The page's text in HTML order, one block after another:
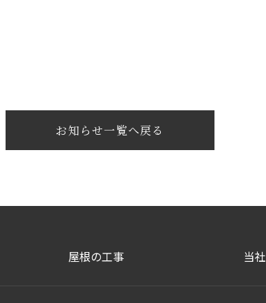
お知らせ一覧へ戻る
屋根の工事 当